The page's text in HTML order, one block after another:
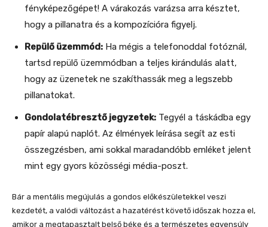
fényképezőgépet! A várakozás varázsa arra késztet,
hogy a pillanatra és a kompozícióra figyelj.
Repülő üzemmód: Ha mégis a telefonoddal fotóznál,
tartsd repülő üzemmódban a teljes kirándulás alatt,
hogy az üzenetek ne szakíthassák meg a legszebb
pillanatokat.
Gondolatébresztő jegyzetek: Tegyél a táskádba egy
papír alapú naplót. Az élmények leírása segít az esti
összegzésben, ami sokkal maradandóbb emléket jelent
mint egy gyors közösségi média-poszt.
Bár a mentális megújulás a gondos előkészületekkel veszi
kezdetét, a valódi változást a hazatérést követő időszak hozza el,
amikor a megtapasztalt belső béke és a természetes egyensúly